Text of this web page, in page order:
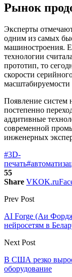
Рынок
Эксперты
одним из самых
машиностроения.
технологии
прототип, то
скорости
масштабируемости
Появление систем
постепенно
аддитивные
современной
инженерных
#3D-
печать
55
Share VKOK.ru
Prev Post
AI Forge (Аи
нейросетям в
Next Post
В США резко
оборудование